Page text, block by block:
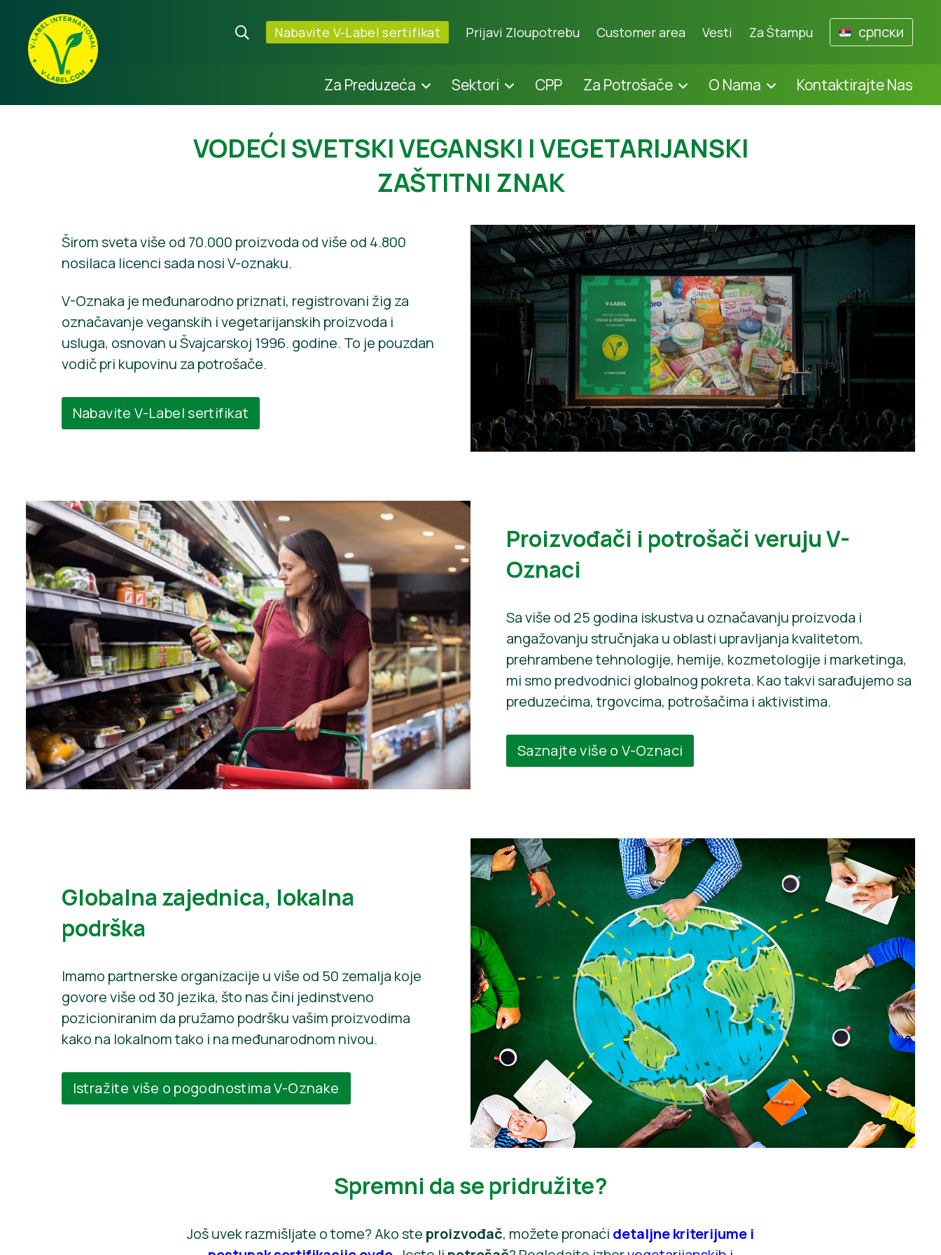
Nabavite V-Label sertifikat Prijavi Zloupotrebu Customer area Vesti Za Štampu српски
Za Preduzeća Sektori CPP Za Potrošače O Nama Kontaktirajte Nas
VODEĆI SVETSKI VEGANSKI I VEGETARIJANSKI
ZAŠTITNI ZNAK
Širom sveta više od 70.000 proizvoda od više od 4.800
nosilaca licenci sada nosi V-oznaku.
V-Oznaka je međunarodno priznati, registrovani žig za
označavanje veganskih i vegetarijanskih proizvoda i
usluga, osnovan u Švajcarskoj 1996. godine. To je pouzdan
vodič pri kupovinu za potrošače.
Nabavite V-Label sertifikat
Proizvođači i potrošači veruju V-
Oznaci
Sa više od 25 godina iskustva u označavanju proizvoda i
angažovanju stručnjaka u oblasti upravljanja kvalitetom,
prehrambene tehnologije, hemije, kozmetologije i marketinga,
mi smo predvodnici globalnog pokreta. Kao takvi sarađujemo sa
preduzećima, trgovcima, potrošačima i aktivistima.
Saznajte više o V-Oznaci
Globalna zajednica, lokalna
podrška
Imamo partnerske organizacije u više od 50 zemalja koje
govore više od 30 jezika, što nas čini jedinstveno
pozicioniranim da pružamo podršku vašim proizvodima
kako na lokalnom tako i na međunarodnom nivou.
Istražite više o pogodnostima V-Oznake
Spremni da se pridružite?
Još uvek razmišljate o tome? Ako ste proizvođač, možete pronaći detaljne kriterijume i